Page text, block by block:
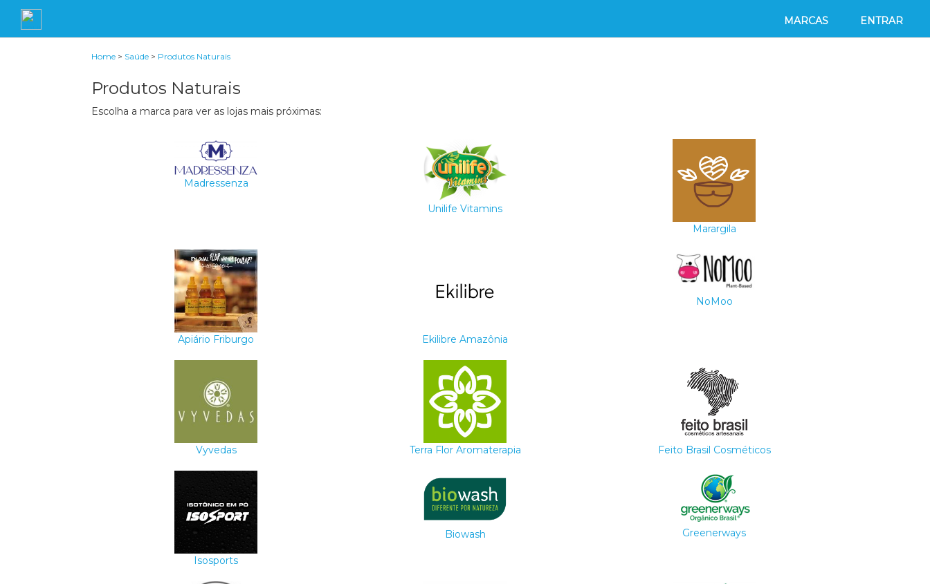
MARCAS ENTRAR
Home > Saúde > Produtos Naturais
Produtos Naturais
Escolha a marca para ver as lojas mais próximas:
Madressenza
Unilife Vitamins
Marargila
Apiário Friburgo Ekilibre Amazônia
NoMoo
Vyvedas Terra Flor Aromaterapia Feito Brasil Cosméticos
Isosports
Biowash Greenerways